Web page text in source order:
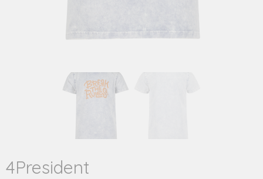
4President